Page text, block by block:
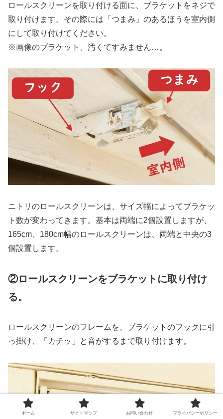
ロールスクリーンを取り付ける面に、ブラケットをネジで
取り付けます。その際には「つまみ」のあるほうを室内側
にして取り付けてください。
※画像のブラケット、汚くてすみません…。
ニトリのロールスクリーンは、サイズ幅によってブラケッ
ト数が変わってきます。基本は両端に2個設置しますが、
165cm、180cm幅のロールスクリーンは、両端と中央の3
個設置します。
②ロールスクリーンをブラケットに取り付け
る。
ロールスクリーンのフレームを、ブラケットのフックに引
っ掛け、「カチッ」と音がするまで取り付けます。
ホーム サイトマップ お問い合わせ プライバシーポリシー